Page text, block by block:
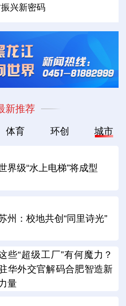
兴新密码
新推荐
体育 环创 城市
界级“水上电梯”将成型
州：校地共创“同里诗光”
些“超级工厂”有何魔力？
华外交官解码合肥智造新
量